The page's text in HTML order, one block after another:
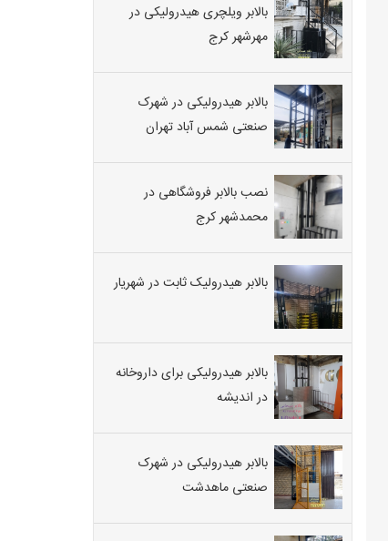
بالابر ویلچری هیدرولیکی در
مهرشهر کرج
بالابر هیدرولیکی در شهرک
صنعتی شمس آباد تهران
نصب بالابر فروشگاهی در
محمدشهر کرج
بالابر هیدرولیک ثابت در شهریار
بالابر هیدرولیکی برای داروخانه
در اندیشه
بالابر هیدرولیکی در شهرک
صنعتی ماهدشت